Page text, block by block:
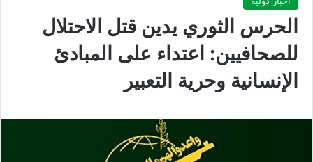
الحرس الثوري يدين قتل الاحتلال
للصحافيين: اعتداء على المبادئ
الإنسانية وحرية التعبير